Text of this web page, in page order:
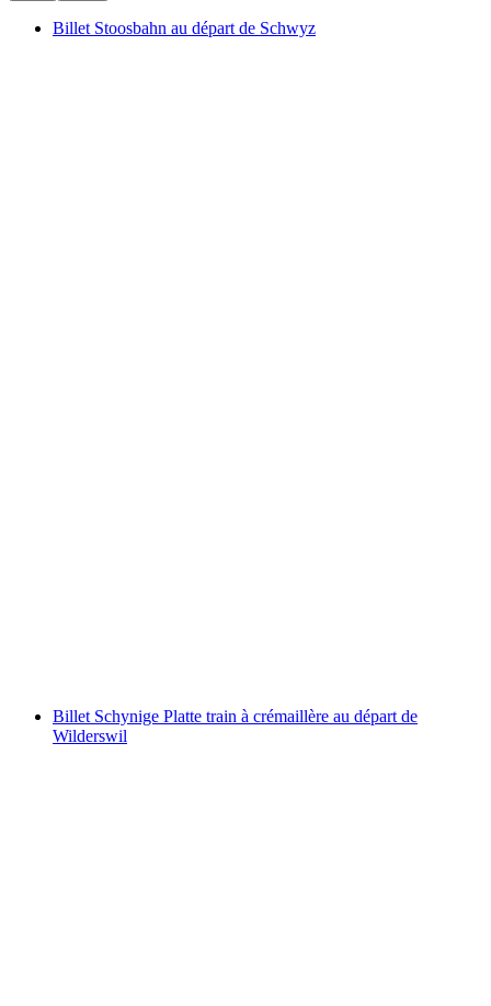
Billet Stoosbahn au départ de Schwyz
Billet Schynige Platte train à crémaillère au départ de
Wilderswil